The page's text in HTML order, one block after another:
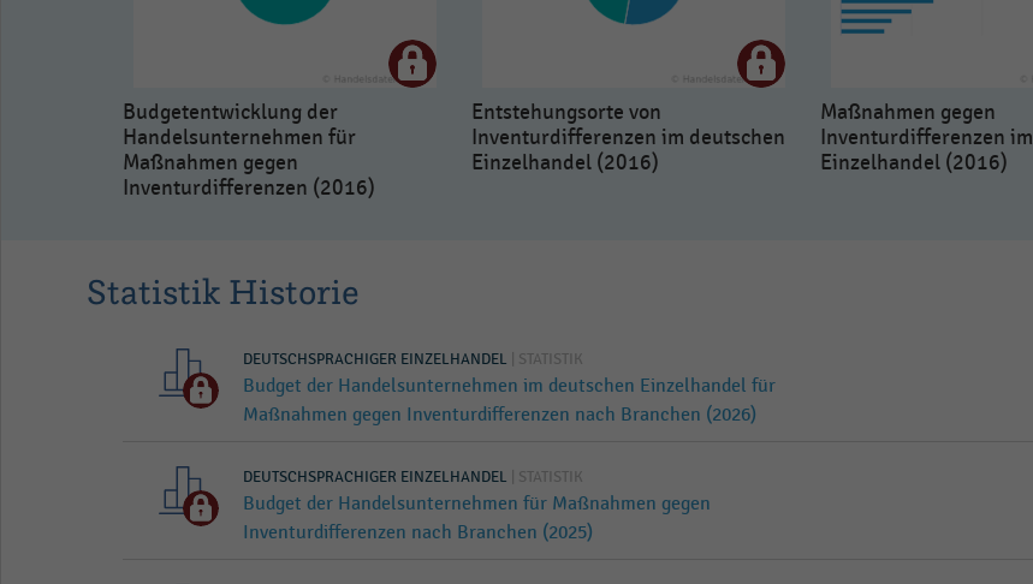
Budgetentwicklung der
Handelsunternehmen für
Maßnahmen gegen
Inventurdifferenzen (2016)
Entstehungsorte von
Inventurdifferenzen im deutschen
Einzelhandel (2016)
Maßnahmen gegen
Inventurdifferenzen im
Einzelhandel (2016)
Statistik Historie
DEUTSCHSPRACHIGER EINZELHANDEL | STATISTIK
Budget der Handelsunternehmen im deutschen Einzelhandel für
Maßnahmen gegen Inventurdifferenzen nach Branchen (2026)
DEUTSCHSPRACHIGER EINZELHANDEL | STATISTIK
Budget der Handelsunternehmen für Maßnahmen gegen
Inventurdifferenzen nach Branchen (2025)